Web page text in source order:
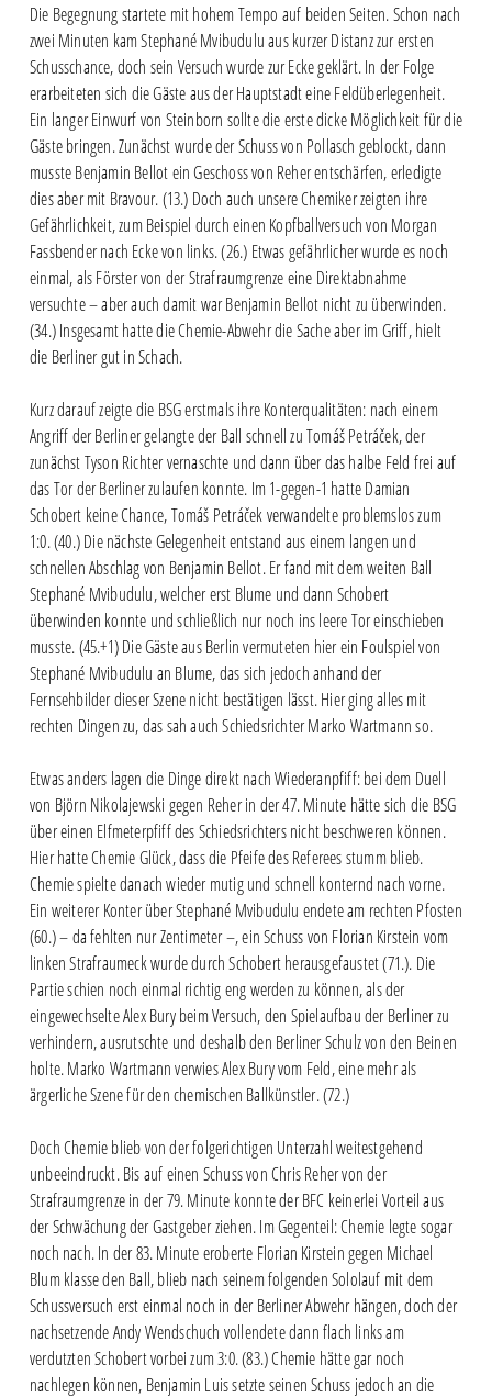
Die Begegnung startete mit hohem Tempo auf beiden Seiten. Schon nach
zwei Minuten kam Stephané Mvibudulu aus kurzer Distanz zur ersten
Schusschance, doch sein Versuch wurde zur Ecke geklärt. In der Folge
erarbeiteten sich die Gäste aus der Hauptstadt eine Feldüberlegenheit.
Ein langer Einwurf von Steinborn sollte die erste dicke Möglichkeit für die
Gäste bringen. Zunächst wurde der Schuss von Pollasch geblockt, dann
musste Benjamin Bellot ein Geschoss von Reher entschärfen, erledigte
dies aber mit Bravour. (13.) Doch auch unsere Chemiker zeigten ihre
Gefährlichkeit, zum Beispiel durch einen Kopfballversuch von Morgan
Fassbender nach Ecke von links. (26.) Etwas gefährlicher wurde es noch
einmal, als Förster von der Strafraumgrenze eine Direktabnahme
versuchte – aber auch damit war Benjamin Bellot nicht zu überwinden.
(34.) Insgesamt hatte die Chemie-Abwehr die Sache aber im Griff, hielt
die Berliner gut in Schach.
Kurz darauf zeigte die BSG erstmals ihre Konterqualitäten: nach einem
Angriff der Berliner gelangte der Ball schnell zu Tomáš Petráček, der
zunächst Tyson Richter vernaschte und dann über das halbe Feld frei auf
das Tor der Berliner zulaufen konnte. Im 1-gegen-1 hatte Damian
Schobert keine Chance, Tomáš Petráček verwandelte problemslos zum
1:0. (40.) Die nächste Gelegenheit entstand aus einem langen und
schnellen Abschlag von Benjamin Bellot. Er fand mit dem weiten Ball
Stephané Mvibudulu, welcher erst Blume und dann Schobert
überwinden konnte und schließlich nur noch ins leere Tor einschieben
musste. (45.+1) Die Gäste aus Berlin vermuteten hier ein Foulspiel von
Stephané Mvibudulu an Blume, das sich jedoch anhand der
Fernsehbilder dieser Szene nicht bestätigen lässt. Hier ging alles mit
rechten Dingen zu, das sah auch Schiedsrichter Marko Wartmann so.
Etwas anders lagen die Dinge direkt nach Wiederanpfiff: bei dem Duell
von Björn Nikolajewski gegen Reher in der 47. Minute hätte sich die BSG
über einen Elfmeterpfiff des Schiedsrichters nicht beschweren können.
Hier hatte Chemie Glück, dass die Pfeife des Referees stumm blieb.
Chemie spielte danach wieder mutig und schnell konternd nach vorne.
Ein weiterer Konter über Stephané Mvibudulu endete am rechten Pfosten
(60.) – da fehlten nur Zentimeter –, ein Schuss von Florian Kirstein vom
linken Strafraumeck wurde durch Schobert herausgefaustet (71.). Die
Partie schien noch einmal richtig eng werden zu können, als der
eingewechselte Alex Bury beim Versuch, den Spielaufbau der Berliner zu
verhindern, ausrutschte und deshalb den Berliner Schulz von den Beinen
holte. Marko Wartmann verwies Alex Bury vom Feld, eine mehr als
ärgerliche Szene für den chemischen Ballkünstler. (72.)
Doch Chemie blieb von der folgerichtigen Unterzahl weitestgehend
unbeeindruckt. Bis auf einen Schuss von Chris Reher von der
Strafraumgrenze in der 79. Minute konnte der BFC keinerlei Vorteil aus
der Schwächung der Gastgeber ziehen. Im Gegenteil: Chemie legte sogar
noch nach. In der 83. Minute eroberte Florian Kirstein gegen Michael
Blum klasse den Ball, blieb nach seinem folgenden Sololauf mit dem
Schussversuch erst einmal noch in der Berliner Abwehr hängen, doch der
nachsetzende Andy Wendschuch vollendete dann flach links am
verdutzten Schobert vorbei zum 3:0. (83.) Chemie hätte gar noch
nachlegen können, Benjamin Luis setzte seinen Schuss jedoch an die